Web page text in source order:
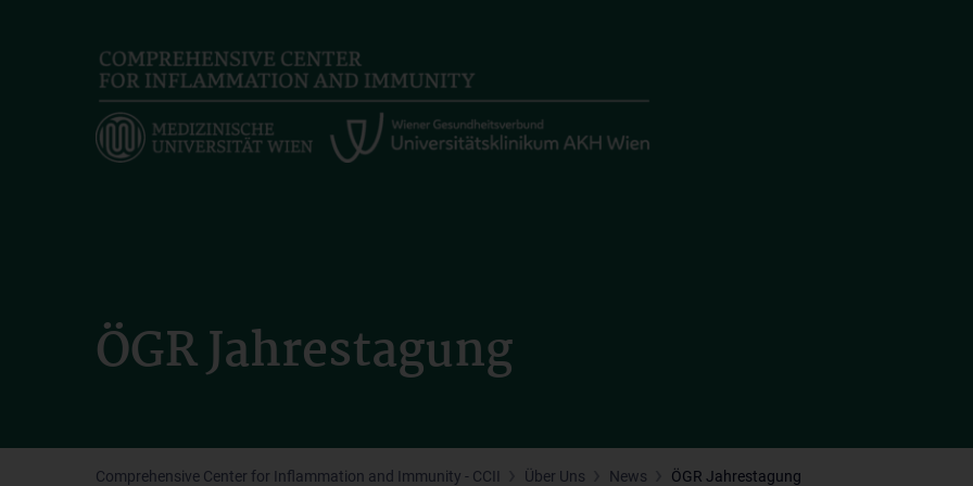
ÖGR Jahrestagung
Comprehensive Center for Inflammation and Immunity - CCII Über Uns News ÖGR Jahrestagung